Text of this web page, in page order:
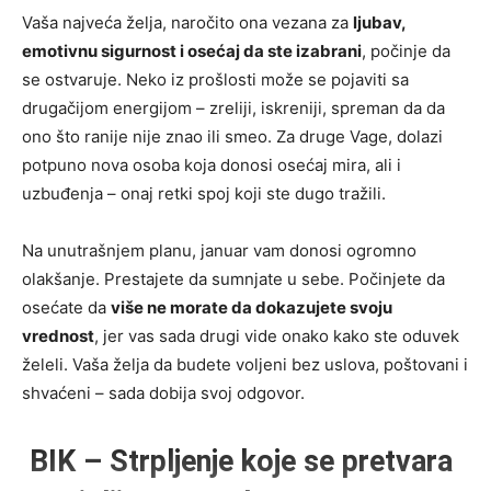
Vaša najveća želja, naročito ona vezana za ljubav,
emotivnu sigurnost i osećaj da ste izabrani, počinje da
se ostvaruje. Neko iz prošlosti može se pojaviti sa
drugačijom energijom – zreliji, iskreniji, spreman da da
ono što ranije nije znao ili smeo. Za druge Vage, dolazi
potpuno nova osoba koja donosi osećaj mira, ali i
uzbuđenja – onaj retki spoj koji ste dugo tražili.
Na unutrašnjem planu, januar vam donosi ogromno
olakšanje. Prestajete da sumnjate u sebe. Počinjete da
osećate da više ne morate da dokazujete svoju
vrednost, jer vas sada drugi vide onako kako ste oduvek
želeli. Vaša želja da budete voljeni bez uslova, poštovani i
shvaćeni – sada dobija svoj odgovor.
BIK – Strpljenje koje se pretvara